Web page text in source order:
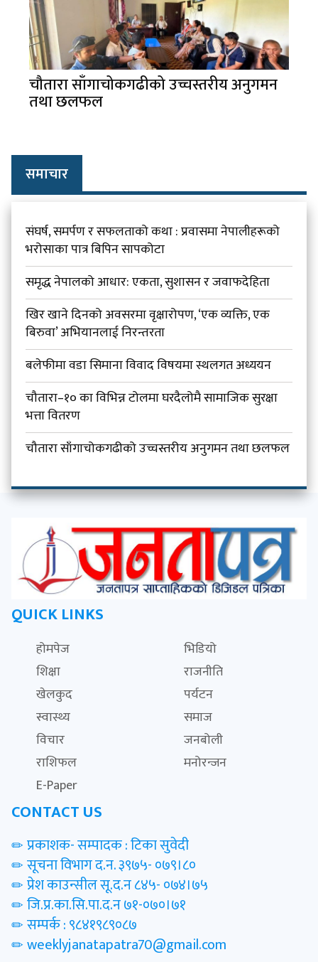
चौतारा साँगाचोकगढीको उच्चस्तरीय अनुगमन
तथा छलफल
समाचार
संघर्ष, समर्पण र सफलताको कथा : प्रवासमा नेपालीहरूको
भरोसाका पात्र बिपिन सापकोटा
समृद्ध नेपालको आधार: एकता, सुशासन र जवाफदेहिता
खिर खाने दिनको अवसरमा वृक्षारोपण, ‘एक व्यक्ति, एक
बिरुवा’ अभियानलाई निरन्तरता
बलेफीमा वडा सिमाना विवाद विषयमा स्थलगत अध्ययन
चौतारा–१० का विभिन्न टोलमा घरदैलोमै सामाजिक सुरक्षा
भत्ता वितरण
चौतारा साँगाचोकगढीको उच्चस्तरीय अनुगमन तथा छलफल
QUICK LINKS
होमपेज
भिडियो
शिक्षा
राजनीति
खेलकुद
पर्यटन
स्वास्थ्य
समाज
विचार
जनबोली
राशिफल
मनोरन्जन
E-Paper
CONTACT US
प्रकाशक- सम्पादक : टिका सुवेदी
सूचना विभाग द.न. ३९७५- ०७९।८०
प्रेश काउन्सील सू.द.न ८४५- ०७४।७५
जि.प्र.का.सि.पा.द.न ७१-०७०।७१
सम्पर्क : ९८४१९८९०८७
weeklyjanatapatra70@gmail.com